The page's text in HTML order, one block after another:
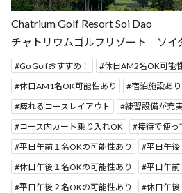
Chatrium Golf Resort Soi Dao
チャトリウムゴルフリゾート ソイ
Go Golfおすすめ！
休日AM2名OK可能
休日AM1名OK可能性あり
宿泊施設あり
痺れるコースレイアウト
練習設備が充
コース内カート乗り入れOK
接待で使っ
平日午前１名OKの可能性あり
平日午後
休日午後１名OKの可能性あり
平日午前
平日午後２名OKの可能性あり
休日午後